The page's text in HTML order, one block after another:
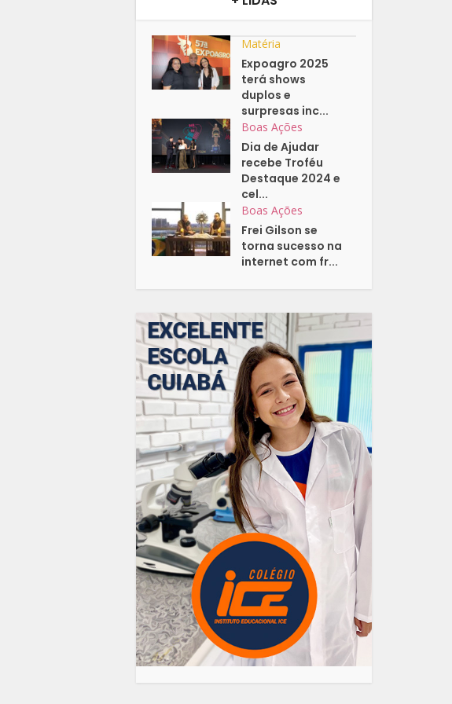
Matéria
Expoagro 2025
terá shows
duplos e
surpresas inc...
Boas Ações
Dia de Ajudar
recebe Troféu
Destaque 2024 e
cel...
Boas Ações
Frei Gilson se
torna sucesso na
internet com fr...